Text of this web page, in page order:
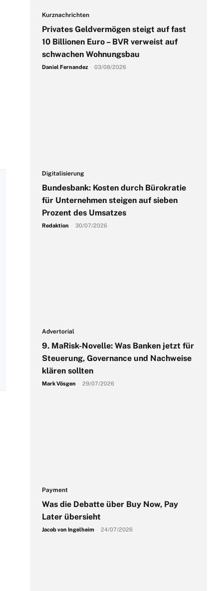
Kurznachrichten
Privates Geldvermögen steigt auf fast
10 Billionen Euro – BVR verweist auf
schwachen Wohnungsbau
Daniel Fernandez 03/08/2026
Digitalisierung
Bundesbank: Kosten durch Bürokratie
für Unternehmen steigen auf sieben
Prozent des Umsatzes
Redaktion 30/07/2026
Advertorial
9. MaRisk-Novelle: Was Banken jetzt für
Steuerung, Governance und Nachweise
klären sollten
Mark Vösgen 29/07/2026
Payment
Was die Debatte über Buy Now, Pay
Later übersieht
Jacob von Ingelheim 24/07/2026